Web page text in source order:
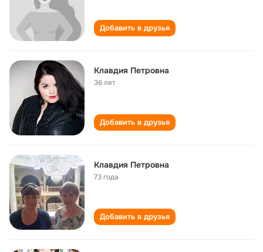
Добавить в друзья
Клавдия Петровна
36 лет
Добавить в друзья
Клавдия Петровна
73 года
Добавить в друзья